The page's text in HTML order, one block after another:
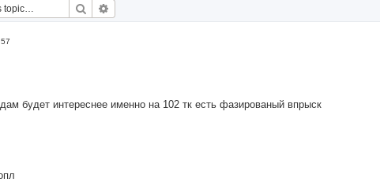
Search
будет интереснее именно на 102 тк есть фазированый впрыск